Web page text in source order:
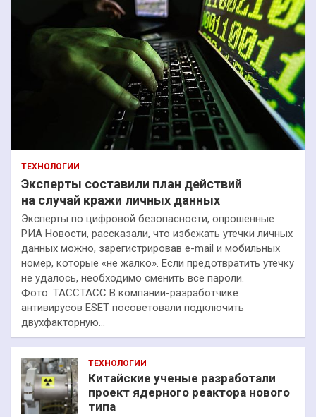
ТЕХНОЛОГИИ
Эксперты составили план действий
на случай кражи личных данных
Эксперты по цифровой безопасности, опрошенные
РИА Новости, рассказали, что избежать утечки личных
данных можно, зарегистрировав e-mail и мобильных
номер, которые «не жалко». Если предотвратить утечку
не удалось, необходимо сменить все пароли.
Фото: ТАССТАСС В компании-разработчике
антивирусов ESET посоветовали подключить
двухфакторную…
ТЕХНОЛОГИИ
Китайские ученые разработали
проект ядерного реактора нового
типа